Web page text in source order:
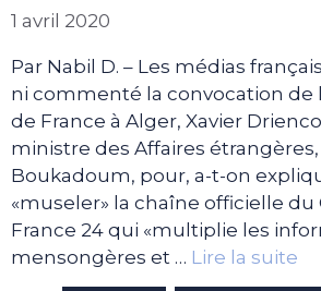
1 avril 2020
Par Nabil D. – Les médias
ni commenté la convocation de
de France à Alger, Xavier
ministre des Affaires étrangères,
Boukadoum, pour, a-t-on
«museler» la chaîne officielle du
France 24 qui «multiplie les
mensongères et … Lire la suite